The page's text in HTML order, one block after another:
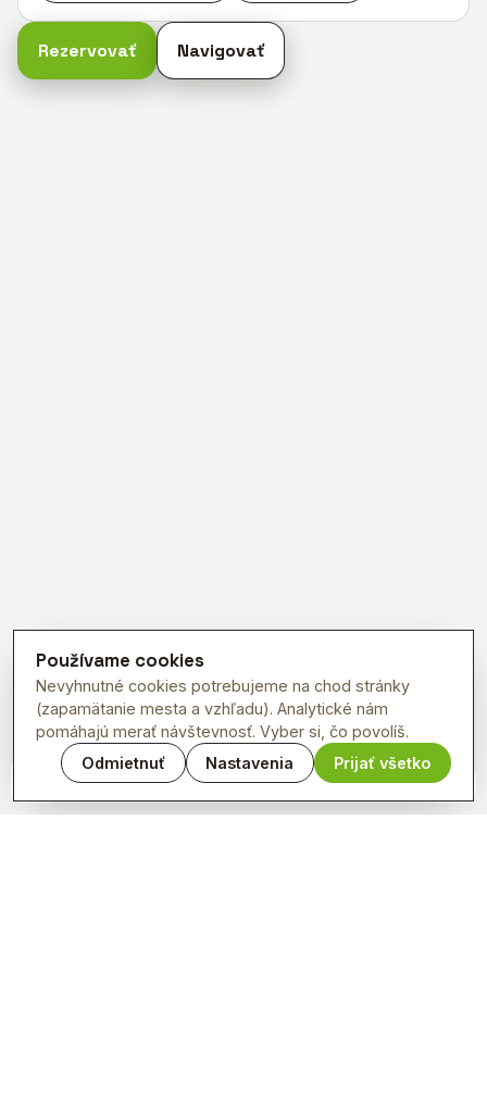
OpenFreeMap © OpenMapTilesData from
Rezervovať Navigovať
Používame cookies
Nevyhnutné cookies potrebujeme na chod stránky
(zapamätanie mesta a vzhľadu). Analytické nám
pomáhajú merať návštevnosť. Vyber si, čo povolíš.
Odmietnuť
Nastavenia Prijať všetko